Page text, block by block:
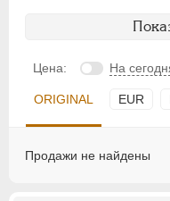
Цена: На
ORIGINAL EUR
Продажи не найдены